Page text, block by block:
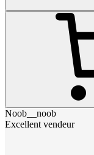
Noob__noob
Excellent vendeur